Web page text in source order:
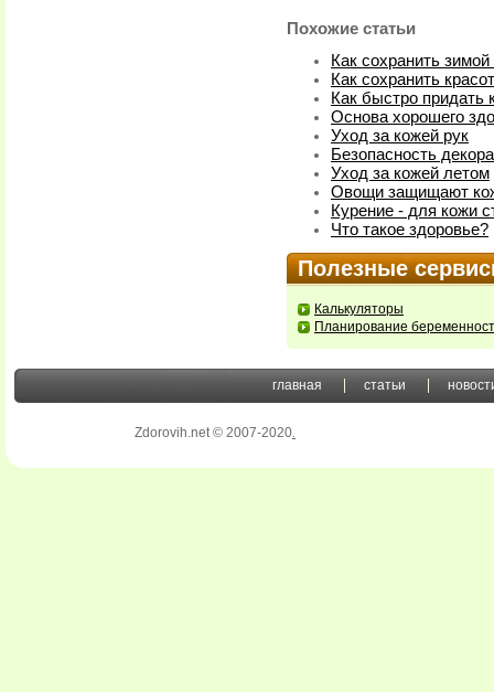
Похожие статьи
Как сохранить
Как сохранить
Как быстро придать
Основа хорошего
Уход за кожей рук
Безопасность
Уход за кожей летом
Овощи защищают
Курение - для кожи
Что такое здоровье?
Полезные
Калькуляторы
Планирование
главная статьи
Zdorovih.net © 2007-2020